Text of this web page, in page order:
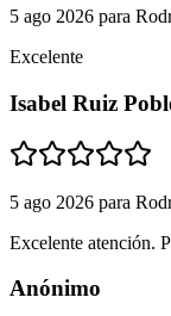
5 ago 2026 para
Excelente
Isabel Ruiz
5 ago 2026 para
Excelente atención.
Anónimo